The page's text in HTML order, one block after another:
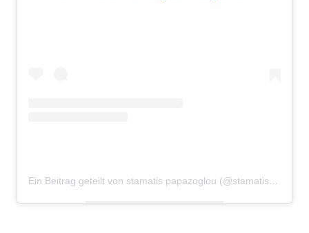
Ein Beitrag geteilt von stamatis papazoglou (@stamatis.papazoglou)